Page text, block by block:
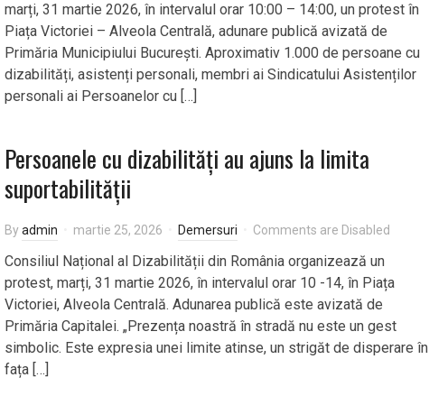
marți, 31 martie 2026, în intervalul orar 10:00 – 14:00, un protest în
Piața Victoriei – Alveola Centrală, adunare publică avizată de
Primăria Municipiului București. Aproximativ 1.000 de persoane cu
dizabilități, asistenți personali, membri ai Sindicatului Asistenților
personali ai Persoanelor cu […]
Persoanele cu dizabilități au ajuns la limita
suportabilității
Byadmin martie 25, 2026 Demersuri Comments are Disabled
Consiliul Național al Dizabilității din România organizează un
protest, marți, 31 martie 2026, în intervalul orar 10 -14, în Piața
Victoriei, Alveola Centrală. Adunarea publică este avizată de
Primăria Capitalei. „Prezența noastră în stradă nu este un gest
simbolic. Este expresia unei limite atinse, un strigăt de disperare în
fața […]